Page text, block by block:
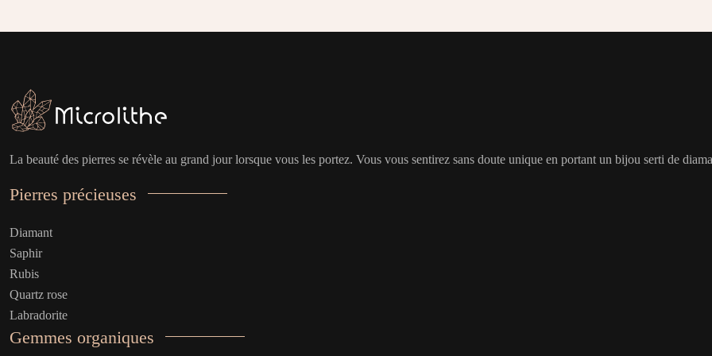
La beauté des pierres se révèle au grand jour lorsque vous les portez. Vous vous sentirez sans doute unique en portant un bijou serti de
Pierres précieuses
Diamant
Saphir
Rubis
Quartz rose
Labradorite
Gemmes organiques